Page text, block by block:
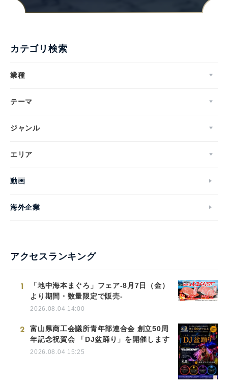
カテゴリ検索
業種
テーマ
ジャンル
エリア
動画
海外企業
アクセスランキング
1
「地中海本まぐろ」フェア-8月7日（金）
より期間・数量限定で販売-
2026.08.04 14:00
2
富山県商工会議所青年部連合会 創立50周
年記念祝賀会 「DJ盆踊り」を開催します
2026.08.04 15:25